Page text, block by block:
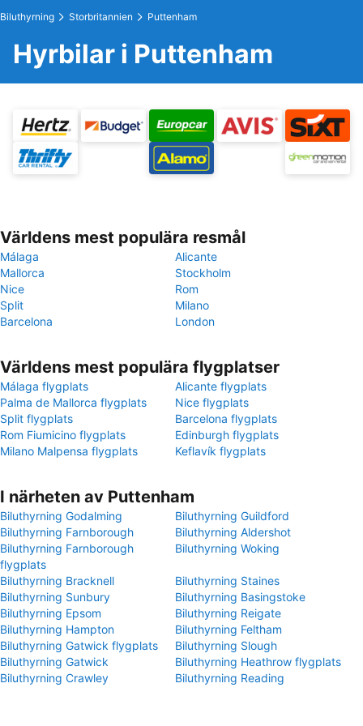
Biluthyrning Storbritannien Puttenham
Hyrbilar i Puttenham
Världens mest populära resmål
Málaga
Alicante
Mallorca
Stockholm
Nice
Rom
Split
Milano
Barcelona
London
Världens mest populära flygplatser
Málaga flygplats
Alicante flygplats
Palma de Mallorca flygplats
Nice flygplats
Split flygplats
Barcelona flygplats
Rom Fiumicino flygplats
Edinburgh flygplats
Milano Malpensa flygplats
Keflavík flygplats
I närheten av Puttenham
Biluthyrning Godalming
Biluthyrning Guildford
Biluthyrning Farnborough
Biluthyrning Aldershot
Biluthyrning Farnborough
flygplats
Biluthyrning Woking
Biluthyrning Bracknell
Biluthyrning Staines
Biluthyrning Sunbury
Biluthyrning Basingstoke
Biluthyrning Epsom
Biluthyrning Reigate
Biluthyrning Hampton
Biluthyrning Feltham
Biluthyrning Gatwick flygplats
Biluthyrning Slough
Biluthyrning Gatwick
Biluthyrning Heathrow flygplats
Biluthyrning Crawley
Biluthyrning Reading